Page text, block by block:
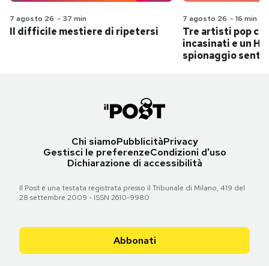
7 agosto 26 - 37 min
Il difficile mestiere di ripetersi
7 agosto 26 - 16 min
Tre artisti pop
incasinati e un
spionaggio
Chi siamoPubblicitàPrivacy
Gestisci le preferenzeCondizioni d'uso
Dichiarazione di accessibilità
Il Post è una testata registrata presso il Tribunale di Milano, 419 del
28 settembre 2009 - ISSN 2610-9980
Abbonati